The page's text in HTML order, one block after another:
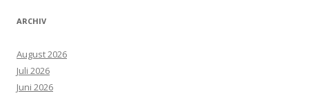
ARCHIV
August 2026
Juli 2026
Juni 2026